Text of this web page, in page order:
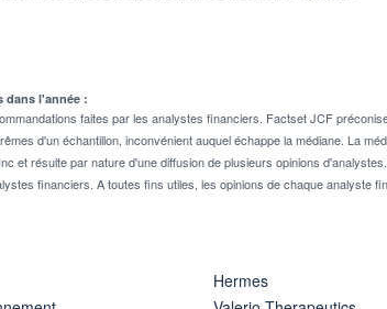
dans l'année :
faites par les analystes financiers. Factset JCF
d'un échantillon, inconvénient auquel échappe la médiane. La
et résulte par nature d'une diffusion de plusieurs opinions
financiers. A toutes fins utiles, les opinions de chaque analyste
Hermes